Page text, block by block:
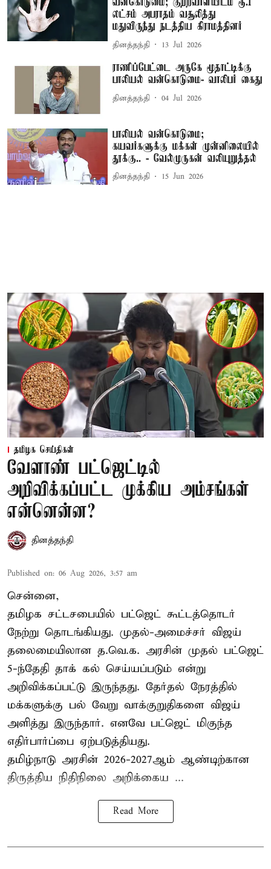
வன்கொடுமை; குற்றவாளியிடம் ரூ.1
லட்சம் அபராதம் வசூலித்து
மதுவிருந்து நடத்திய கிராமத்தினர்
தினத்தந்தி 13 Jul 2026
ராணிப்பேட்டை அருகே மூதாட்டிக்கு
பாலியல் வன்கொடுமை- வாலிபர் கைது
தினத்தந்தி 04 Jul 2026
பாலியல் வன்கொடுமை;
கயவர்களுக்கு மக்கள் முன்னிலையில்
தூக்கு.. - வேல்முருகன் வலியுறுத்தல்
தினத்தந்தி 15 Jun 2026
தமிழக செய்திகள்
வேளாண் பட்ஜெட்டில்
அறிவிக்கப்பட்ட முக்கிய அம்சங்கள்
என்னென்ன?
தினத்தந்தி
Published on: 06 Aug 2026, 3:57 am
சென்னை,
தமிழக சட்டசபையில் பட்ஜெட் கூட்டத்தொடர்
நேற்று தொடங்கியது. முதல்-அமைச்சர் விஜய்
தலைமையிலான த.வெ.க. அரசின் முதல் பட்ஜெட்
5-ந்தேதி தாக் கல் செய்யப்படும் என்று
அறிவிக்கப்பட்டு இருந்தது. தேர்தல் நேரத்தில்
மக்களுக்கு பல் வேறு வாக்குறுதிகளை விஜய்
அளித்து இருந்தார். எனவே பட்ஜெட் மிகுந்த
எதிர்பார்ப்பை ஏற்படுத்தியது.
தமிழ்நாடு அரசின் 2026-2027ஆம் ஆண்டிற்கான
திருத்திய நிதிநிலை அறிக்கைய ...
Read More